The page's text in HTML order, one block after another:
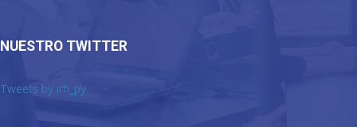
NUESTRO TWITTER
Tweets by irh_py